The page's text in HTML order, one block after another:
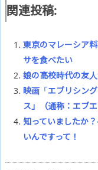
関連投稿:
東京のマレーシア
サを食べたい
娘の高校時代の友
映画「エブリシン
ス」（通称：エブ
知っていましたか
いんですって！